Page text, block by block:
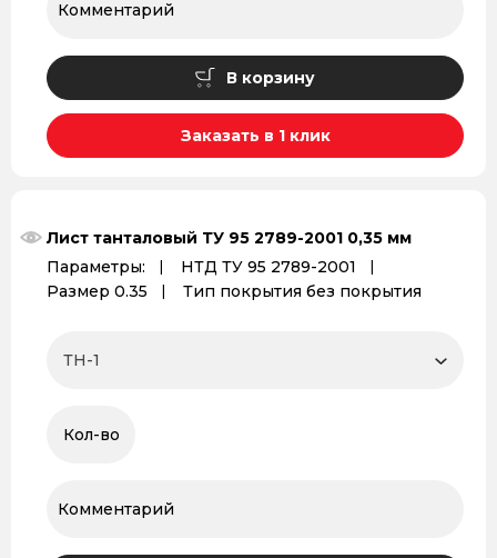
В корзину
Заказать в 1 клик
Лист танталовый ТУ 95 2789-2001 0,35 мм
Параметры:
НТД ТУ 95 2789-2001
Размер 0.35
Тип покрытия без покрытия